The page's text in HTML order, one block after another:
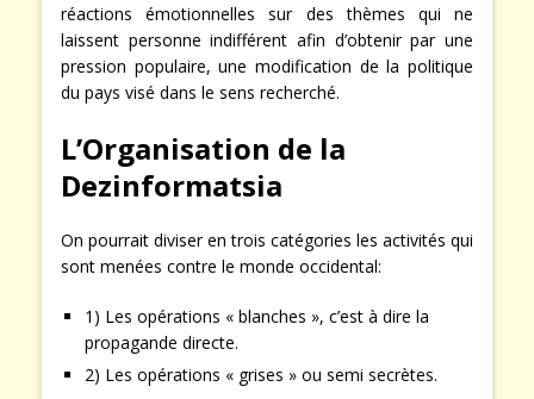
réactions émotionnelles sur des thèmes qui ne
laissent personne indifférent afin d’obtenir par une
pression populaire, une modification de la politique
du pays visé dans le sens recherché.
L’Organisation de la
Dezinformatsia
On pourrait diviser en trois catégories les activités qui
sont menées contre le monde occidental:
1) Les opérations « blanches », c’est à dire la
propagande directe.
2) Les opérations « grises » ou semi secrètes.